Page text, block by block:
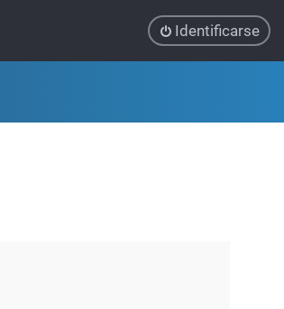
Identificarse